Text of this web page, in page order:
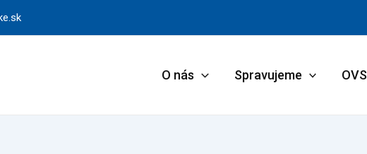
O nás Spravujeme OVS